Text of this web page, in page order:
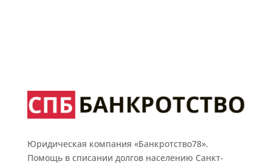
Юридическая компания «Банкротство78».
Помощь в списании долгов населению Санкт-